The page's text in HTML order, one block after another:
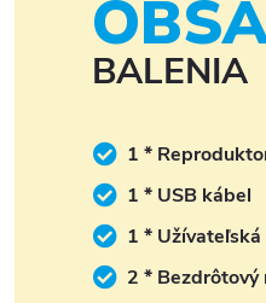
BALENIA
1 *
1 * USB kábel
1 *
2 * Bezdrôtový